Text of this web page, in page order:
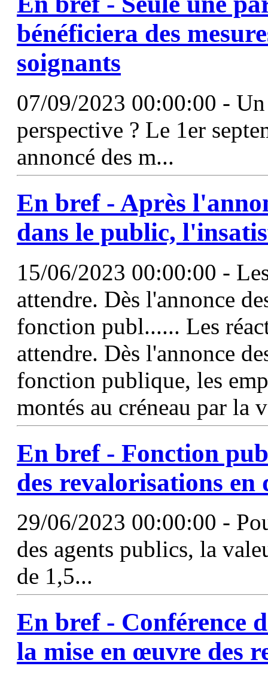
bénéficiera des
soignants
07/09/2023 00:00:00 -
perspective ? Le 1er
annoncé des m...
En bref - Après
dans le public,
15/06/2023 00:00:00 -
attendre. Dès l'annonce
fonction publ...... Les
attendre. Dès l'annonce
fonction publique, les
montés au créneau par la
En bref - Fonction
des revalorisations en
29/06/2023 00:00:00 -
des agents publics, la
de 1,5...
En bref - Conférence
la mise en œuvre des